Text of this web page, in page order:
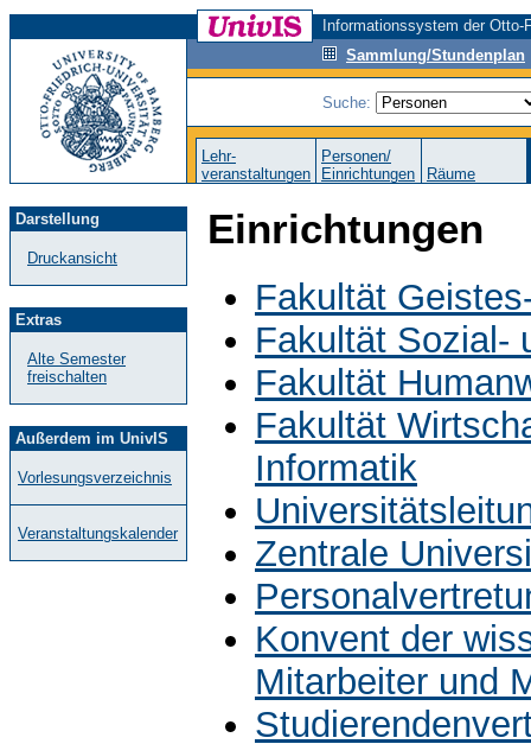
Informationssystem der
Sammlung/Stundenplan
Suche:
Lehr-
veranstaltungen
Personen/
Einrichtungen
Räume
Darstellung
Druckansicht
Extras
Alte Semester
freischalten
Außerdem im UnivIS
Vorlesungsverzeichnis
Veranstaltungskalender
Einrichtungen
Fakultät
Fakultät Sozial-
Fakultät
Fakultät
Informatik
Zentrale
Konvent der
Mitarbeiter und